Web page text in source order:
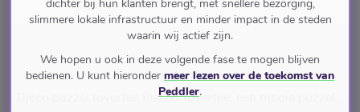
Omschrijving
Djeco puzzel toverfee Puzzel toverfee, een mooie puzzel
dichter bij hun klanten brengt, met snellere bezorging,
slimmere lokale infrastructuur en minder impact in de steden
waarin wij actief zijn.
We hopen u ook in deze volgende fase te mogen blijven
bedienen. U kunt hieronder meer lezen over de toekomst van
Peddler.